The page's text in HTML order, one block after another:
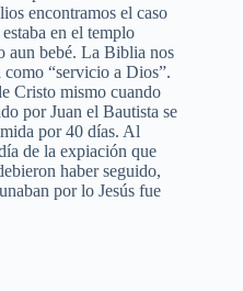
encontramos el caso
en el templo
aun bebé. La Biblia nos
“servicio a Dios”.
Cristo mismo cuando
por Juan el Bautista se
por 40 días. Al
de la expiación que
haber seguido,
por lo Jesús fue